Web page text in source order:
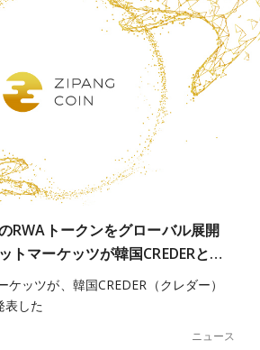
RWAトークンをグローバル展開
トマーケッツが韓国CREDERと…
ッツが、韓国CREDER（クレダー）
表した
ニュース